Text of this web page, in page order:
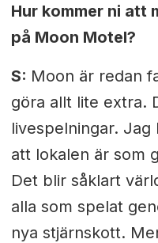
Hur kommer ni att
på Moon Motel?
S: Moon är redan
göra allt lite extra.
livespelningar. Jag
att lokalen är som
Det blir såklart
alla som spelat
nya stjärnskott.